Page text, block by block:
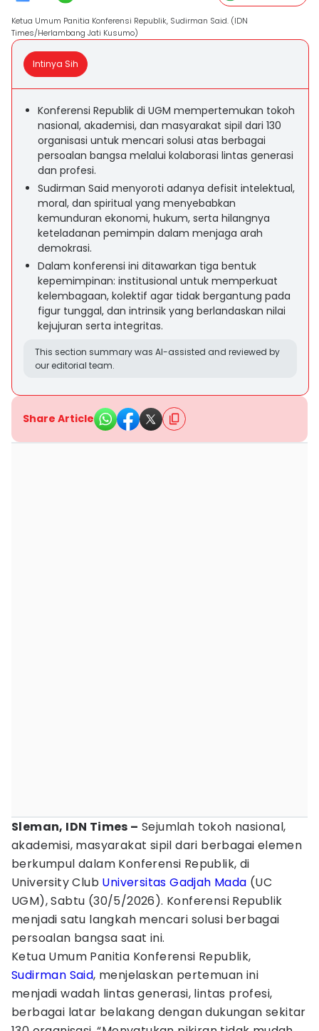
Ketua Umum Panitia Konferensi Republik, Sudirman Said. (IDN
Times/Herlambang Jati Kusumo)
Intinya Sih
Konferensi Republik di UGM mempertemukan tokoh
nasional, akademisi, dan masyarakat sipil dari 130
organisasi untuk mencari solusi atas berbagai
persoalan bangsa melalui kolaborasi lintas generasi
dan profesi.
Sudirman Said menyoroti adanya defisit intelektual,
moral, dan spiritual yang menyebabkan
kemunduran ekonomi, hukum, serta hilangnya
keteladanan pemimpin dalam menjaga arah
demokrasi.
Dalam konferensi ini ditawarkan tiga bentuk
kepemimpinan: institusional untuk memperkuat
kelembagaan, kolektif agar tidak bergantung pada
figur tunggal, dan intrinsik yang berlandaskan nilai
kejujuran serta integritas.
This section summary was AI-assisted and reviewed by
our editorial team.
Share Article
Sleman, IDN Times – Sejumlah tokoh nasional,
akademisi, masyarakat sipil dari berbagai elemen
berkumpul dalam Konferensi Republik, di
University Club Universitas Gadjah Mada (UC
UGM), Sabtu (30/5/2026). Konferensi Republik
menjadi satu langkah mencari solusi berbagai
persoalan bangsa saat ini.
Ketua Umum Panitia Konferensi Republik,
Sudirman Said, menjelaskan pertemuan ini
menjadi wadah lintas generasi, lintas profesi,
berbagai latar belakang dengan dukungan sekitar